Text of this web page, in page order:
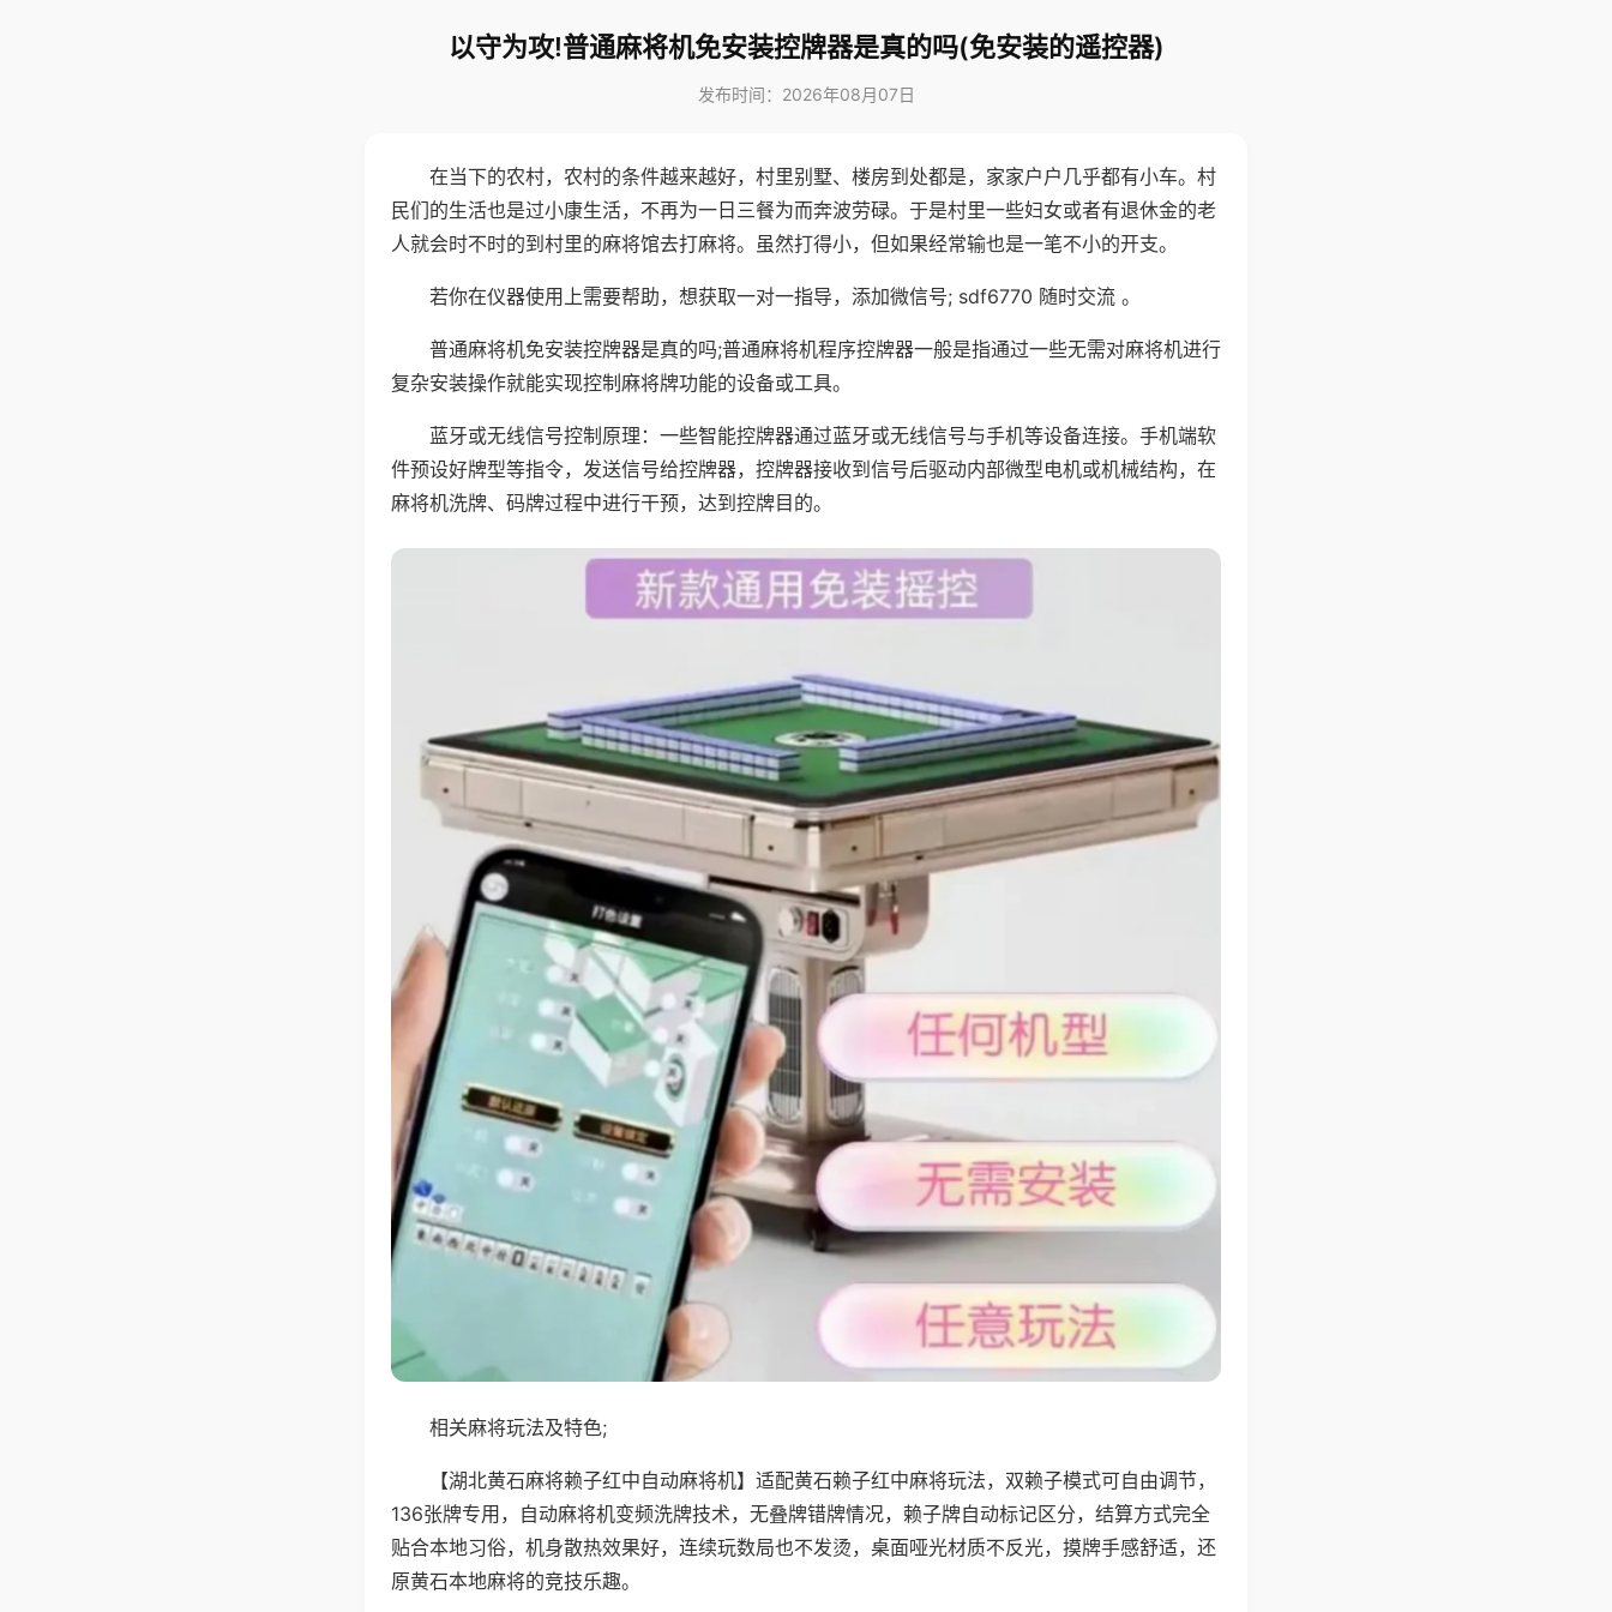
以守为攻!普通麻将机免安装控牌器是真的吗(免安装的遥控器)
发布时间：2026年08月07日
在当下的农村，农村的条件越来越好，村里别墅、楼房到处都是，家家户户几乎都有小车。村
民们的生活也是过小康生活，不再为一日三餐为而奔波劳碌。于是村里一些妇女或者有退休金的老
人就会时不时的到村里的麻将馆去打麻将。虽然打得小，但如果经常输也是一笔不小的开支。
若你在仪器使用上需要帮助，想获取一对一指导，添加微信号; sdf6770 随时交流 。
普通麻将机免安装控牌器是真的吗;普通麻将机程序控牌器一般是指通过一些无需对麻将机进行
复杂安装操作就能实现控制麻将牌功能的设备或工具。
蓝牙或无线信号控制原理：一些智能控牌器通过蓝牙或无线信号与手机等设备连接。手机端软
件预设好牌型等指令，发送信号给控牌器，控牌器接收到信号后驱动内部微型电机或机械结构，在
麻将机洗牌、码牌过程中进行干预，达到控牌目的。
相关麻将玩法及特色;
【湖北黄石麻将赖子红中自动麻将机】适配黄石赖子红中麻将玩法，双赖子模式可自由调节，
136张牌专用，自动麻将机变频洗牌技术，无叠牌错牌情况，赖子牌自动标记区分，结算方式完全
贴合本地习俗，机身散热效果好，连续玩数局也不发烫，桌面哑光材质不反光，摸牌手感舒适，还
原黄石本地麻将的竞技乐趣。